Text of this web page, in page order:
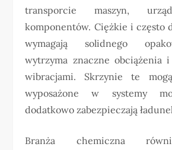
transporcie maszyn,
komponentów. Ciężkie i często
wymagają solidnego
wytrzyma znaczne obciążenia
wibracjami. Skrzynie te
wyposażone w systemy
dodatkowo zabezpieczają
Branża chemiczna